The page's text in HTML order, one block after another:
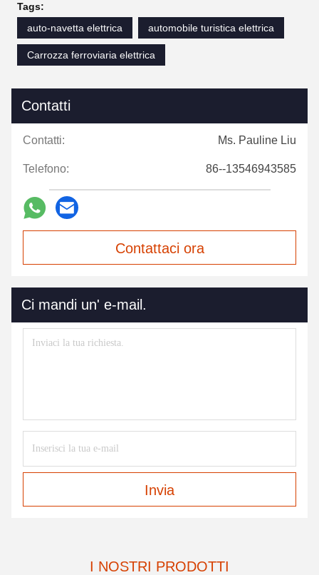
Tags:
auto-navetta elettrica
automobile turistica elettrica
Carrozza ferroviaria elettrica
Contatti
Contatti: Ms. Pauline Liu
Telefono: 86--13546943585
Contattaci ora
Ci mandi un' e-mail.
Invia
I NOSTRI PRODOTTI